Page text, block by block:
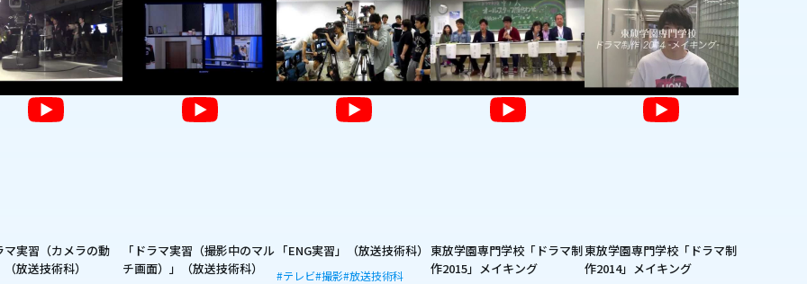
マ実習（カメラの動
放送技術科）
「ドラマ実習（撮影中のマル
チ画面）」（放送技術科）
「ENG実習」（放送技術科）
#テレビ#撮影#放送技術科
東放学園専門学校「ドラマ制
作2015」メイキング
東放学園専門学校「ドラマ制
作2014」メイキング